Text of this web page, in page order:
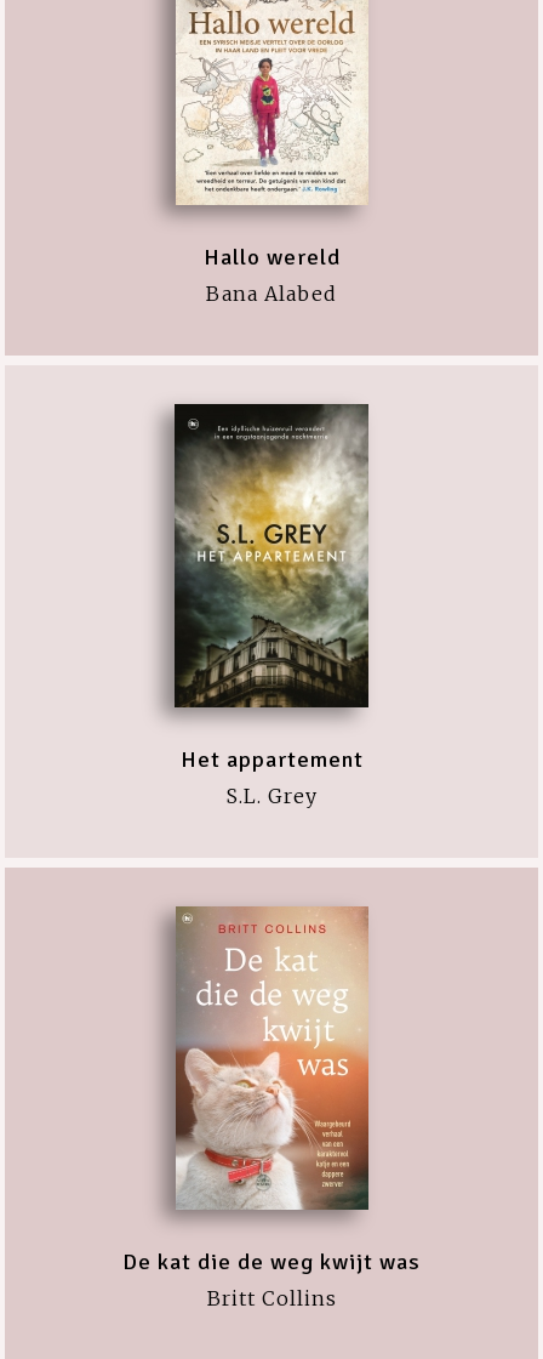
Hallo wereld
Bana Alabed
Het appartement
S.L. Grey
De kat die de weg kwijt was
Britt Collins